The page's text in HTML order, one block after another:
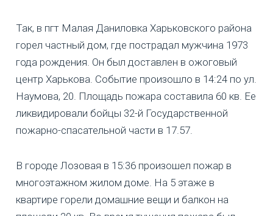
Так, в пгт Малая Даниловка Харьковского района
горел частный дом, где пострадал мужчина 1973
года рождения. Он был доставлен в ожоговый
центр Харькова. Событие произошло в 14:24 по ул.
Наумова, 20. Площадь пожара составила 60 кв. Ее
ликвидировали бойцы 32-й Государственной
пожарно-спасательной части в 17.57.
В городе Лозовая в 15:36 произошел пожар в
многоэтажном жилом доме. На 5 этаже в
квартире горели домашние вещи и балкон на